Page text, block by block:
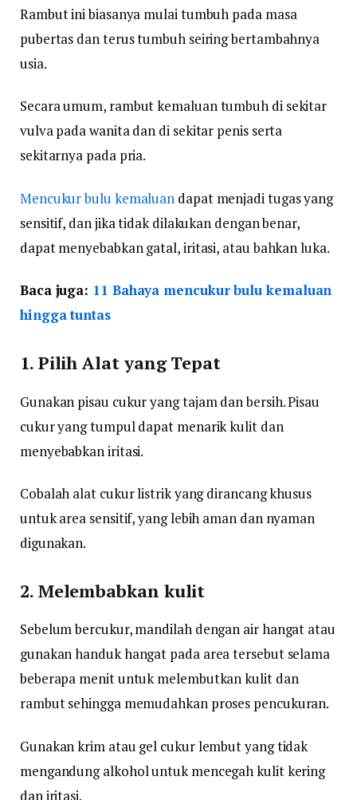
Rambut ini biasanya mulai tumbuh pada masa
pubertas dan terus tumbuh seiring bertambahnya
usia.
Secara umum, rambut kemaluan tumbuh di sekitar
vulva pada wanita dan di sekitar penis serta
sekitarnya pada pria.
Mencukur bulu kemaluan dapat menjadi tugas yang
sensitif, dan jika tidak dilakukan dengan benar,
dapat menyebabkan gatal, iritasi, atau bahkan luka.
Baca juga: 11 Bahaya mencukur bulu kemaluan
hingga tuntas
1. Pilih Alat yang Tepat
Gunakan pisau cukur yang tajam dan bersih. Pisau
cukur yang tumpul dapat menarik kulit dan
menyebabkan iritasi.
Cobalah alat cukur listrik yang dirancang khusus
untuk area sensitif, yang lebih aman dan nyaman
digunakan.
2. Melembabkan kulit
Sebelum bercukur, mandilah dengan air hangat atau
gunakan handuk hangat pada area tersebut selama
beberapa menit untuk melembutkan kulit dan
rambut sehingga memudahkan proses pencukuran.
Gunakan krim atau gel cukur lembut yang tidak
mengandung alkohol untuk mencegah kulit kering
dan iritasi.